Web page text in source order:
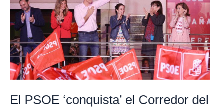
El PSOE ‘conquista’ el Corredor del
Corredor
del
Henares